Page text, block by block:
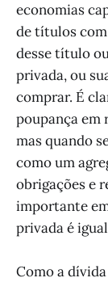
economias
de títulos
desse título
privada, ou
comprar. É
poupança em
mas quando
como um
obrigações e
importante
privada é
Como a